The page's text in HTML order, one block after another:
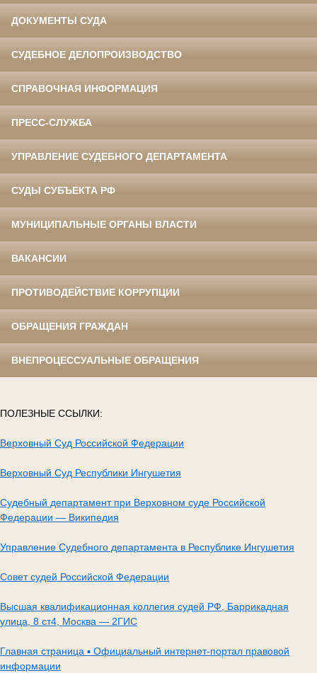
ДОКУМЕНТЫ СУДА
СУДЕБНОЕ ДЕЛОПРОИЗВОДСТВО
СПРАВОЧНАЯ ИНФОРМАЦИЯ
ПРЕСС-СЛУЖБА
УПРАВЛЕНИЕ СУДЕБНОГО ДЕПАРТАМЕНТА
СУДЫ СУБЪЕКТА РФ
МУНИЦИПАЛЬНЫЕ ОРГАНЫ ВЛАСТИ
ВАКАНСИИ
ПРОТИВОДЕЙСТВИЕ КОРРУПЦИИ
ОБРАЩЕНИЯ ГРАЖДАН
ВНЕПРОЦЕССУАЛЬНЫЕ ОБРАЩЕНИЯ
ПОЛЕЗНЫЕ ССЫЛКИ:
Верховный Суд Российской Федерации
Верховный Суд Республики Ингушетия
Судебный департамент при Верховном суде Российской
Федерации — Википедия
Управление Судебного департамента в Республике Ингушетия
Совет судей Российской Федерации
Высшая квалификационная коллегия судей РФ, Баррикадная
улица, 8 ст4, Москва — 2ГИС
Главная страница ▪ Официальный интернет-портал правовой
информации